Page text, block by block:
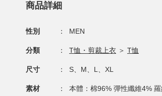
商品詳細
性別 ： MEN
分類 ： T恤・剪裁上衣 ＞ T恤
尺寸 ： S、M、L、XL
素材 ：
本體：棉96% 彈性纖維4%